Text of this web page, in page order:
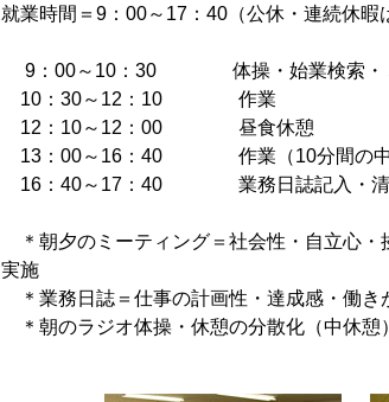
就業時間＝9：00～17：40（公休・連続休暇
9：00～10：30 体操・始業検索・ミ
10：30～12：10 作業
12：10～12：00 昼食休憩
13：00～16：40 作業（10分間の中
16：40～17：40 業務日誌記入・清
＊朝夕のミーティング＝社会性・自立心・
実施
＊業務日誌＝仕事の計画性・達
＊朝のラジオ体操・休憩の分散化（中休憩